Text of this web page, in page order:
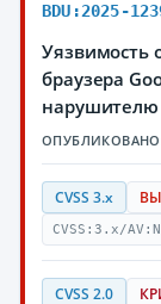
BDU:2025-
Уязвимость
браузера
нарушителю
CVSS 3.x
CVSS:3.x/
CVSS 2.0